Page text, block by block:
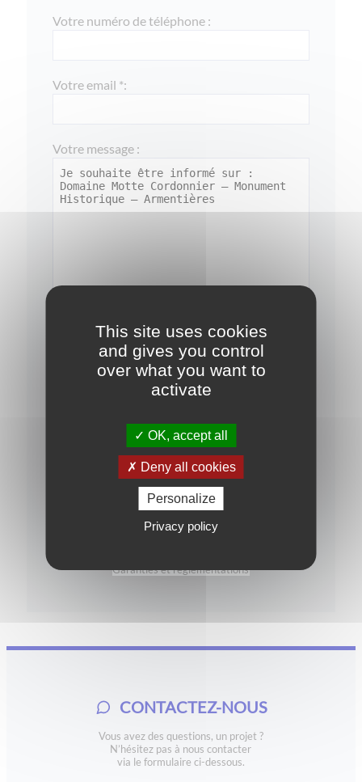
Votre numéro de téléphone :
Votre email *:
Votre message :
J'ai pris connaissance de lapolitique de
confidentialité
Je souhaite rester informé(e) sur les
opportunités d'investissement
Garanties et réglementations
CONTACTEZ-NOUS
Vous avez des questions, un projet ?
N’hésitez pas à nous contacter
via le formulaire ci-dessous.
This site uses cookies
and gives you control
over what you want to
activate
OK, accept all
Deny all cookies
Personalize
Privacy policy